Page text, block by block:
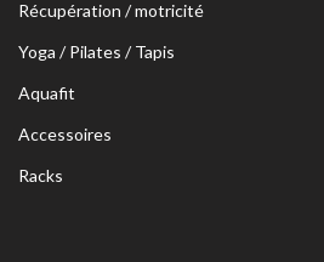
Récupération / motricité
Yoga / Pilates / Tapis
Aquafit
Accessoires
Racks